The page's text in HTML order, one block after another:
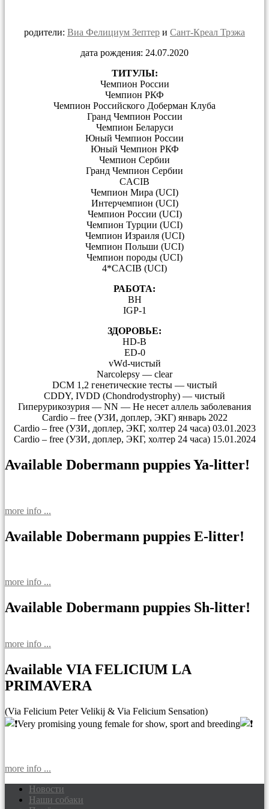
родители: Виа Фелициум Зептер и Сант-Креал Трэжа
дата рождения: 24.07.2020
ТИТУЛЫ:
Чемпион России
Чемпион РКФ
Чемпион Российского Доберман Клуба
Гранд Чемпион России
Чемпион Беларуси
Юный Чемпион России
Юный Чемпион РКФ
Чемпион Сербии
Гранд Чемпион Сербии
CACIB
Чемпион Мира (UCI)
Интерчемпион (UCI)
Чемпион России (UCI)
Чемпион Турции (UCI)
Чемпион Израиля (UCI)
Чемпион Польши (UCI)
Чемпион породы (UCI)
4*CACIB (UCI)
РАБОТА:
BH
IGP-1
ЗДОРОВЬЕ:
HD-B
ED-0
vWd-чистый
Narcolepsy — clear
DCM 1,2 генетические тесты — чистый
CDDY, IVDD (Chondrodystrophy) — чистый
Гиперурикозурия — NN — Не несет аллель заболевания
Cardio – free (УЗИ, доплер, ЭКГ) январь 2022
Cardio – free (УЗИ, доплер, ЭКГ, холтер 24 часа) 03.01.2023
Cardio – free (УЗИ, доплер, ЭКГ, холтер 24 часа) 15.01.2024
Available Dobermann puppies Ya-litter!
more info ...
Available Dobermann puppies E-litter!
more info ...
Available Dobermann puppies Sh-litter!
more info ...
Available VIA FELICIUM LA
PRIMAVERA
(Via Felicium Peter Velikij & Via Felicium Sensation)
Very promising young female for show, sport and breeding
more info ...
Доберманы питомник Via Felicium,
Новости
Наши собаки